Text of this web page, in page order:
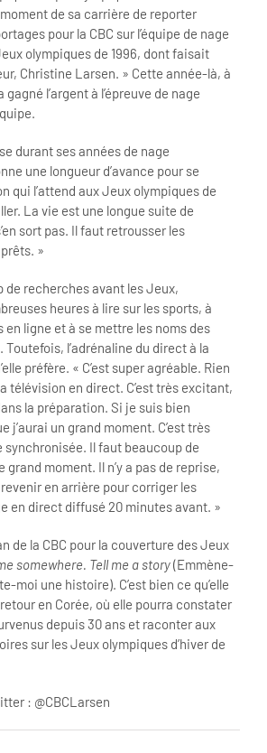
de sa carrière de reporter
pour la CBC sur l’équipe de nage
olympiques de 1996, dont faisait
Christine Larsen. » Cette année-là, à
l’argent à l’épreuve de nage
durant ses années de nage
une longueur d’avance pour se
qui l’attend aux Jeux olympiques de
La vie est une longue suite de
sort pas. Il faut retrousser les
»
de recherches avant les Jeux,
heures à lire sur les sports, à
en ligne et à se mettre les noms des
l’adrénaline du direct à la
préfère. « C’est super agréable. Rien
télévision en direct. C’est très excitant,
la préparation. Si je suis bien
j’aurai un grand moment. C’est très
synchronisée. Il faut beaucoup de
moment. Il n’y a pas de reprise,
revenir en arrière pour corriger les
en direct diffusé 20 minutes avant. »
de la CBC pour la couverture des Jeux
somewhere. Tell me a story(Emmène-
moi une histoire). C’est bien ce qu’elle
en Corée, où elle pourra constater
depuis 30 ans et raconter aux
sur les Jeux olympiques d’hiver de
: @CBCLarsen